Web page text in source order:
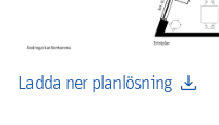
Ladda ner planlösning download